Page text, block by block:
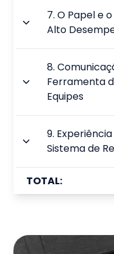
7.O Papel e
Alto
8.
Ferramenta
Equipes
9.
Sistema de
TOTAL: